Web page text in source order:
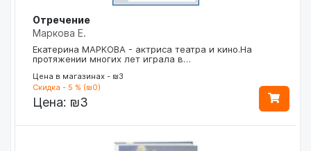
Отречение
Маркова Е.
Екатерина МАРКОВА - актриса театра и кино.На
протяжении многих лет играла в…
Цена в магазинах - ₪3
Скидка - 5 % (₪0)
Цена: ₪3